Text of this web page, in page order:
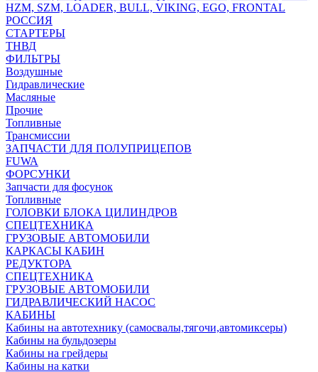
HZM, SZM, LOADER, BULL, VIKING, EGO, FRONTAL
РОССИЯ
СТАРТЕРЫ
ТНВД
ФИЛЬТРЫ
Воздушные
Гидравлические
Масляные
Прочие
Топливные
Трансмиссии
ЗАПЧАСТИ ДЛЯ ПОЛУПРИЦЕПОВ
FUWA
ФОРСУНКИ
Запчасти для фосунок
Топливные
ГОЛОВКИ БЛОКА ЦИЛИНДРОВ
СПЕЦТЕХНИКА
ГРУЗОВЫЕ АВТОМОБИЛИ
КАРКАСЫ КАБИН
РЕДУКТОРА
СПЕЦТЕХНИКА
ГРУЗОВЫЕ АВТОМОБИЛИ
ГИДРАВЛИЧЕСКИЙ НАСОС
КАБИНЫ
Кабины на автотехнику (самосвалы,тягочи,автомиксеры)
Кабины на бульдозеры
Кабины на грейдеры
Кабины на катки